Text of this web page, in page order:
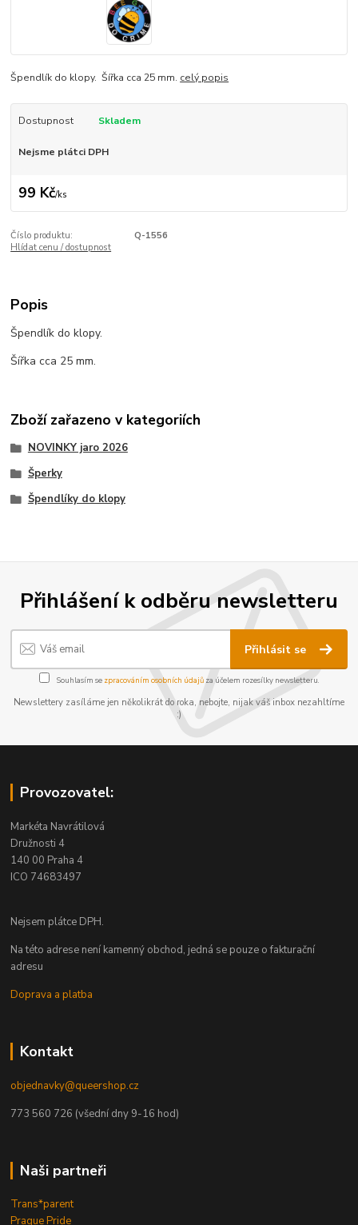
Špendlík do klopy. Šířka cca 25 mm. celý popis
Dostupnost Skladem
Nejsme plátci DPH
99 Kč/ks
Číslo produktu:
Q-1556
Hlídat cenu / dostupnost
Popis
Špendlík do klopy.
Šířka cca 25 mm.
Zboží zařazeno v kategoriích
NOVINKY jaro 2026
Šperky
Špendlíky do klopy
Přihlášení k odběru newsletteru
Přihlásit se
Souhlasím se zpracováním osobních údajůza účelem rozesílky newsletteru.
Newslettery zasíláme jen několikrát do roka, nebojte, nijak váš inbox nezahltíme
:)
Provozovatel:
Markéta Navrátilová
Družnosti 4
140 00 Praha 4
ICO 74683497
Nejsem plátce DPH.
Na této adrese není kamenný obchod, jedná se pouze o fakturační
adresu
Doprava a platba
Kontakt
objednavky@queershop.cz
773 560 726 (všední dny 9-16 hod)
Naši partneři
Trans*parent
Prague Pride